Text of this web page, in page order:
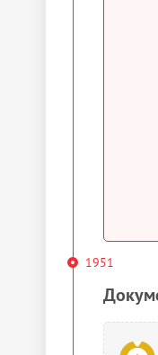
1951